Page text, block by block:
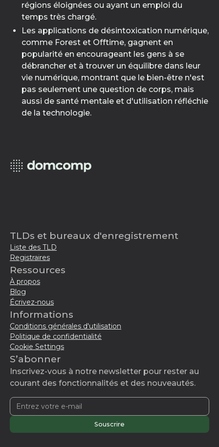
régions éloignées ou ayant un emploi du
temps très chargé.
Les applications de désintoxication numérique,
comme Forest et Offtime, gagnent en
popularité en encourageant les gens à se
débrancher et à trouver un équilibre dans leur
vie numérique, montrant que le bien-être n'est
pas seulement une question de corps, mais
aussi de santé mentale et d'utilisation réfléchie
de la technologie.
TLDs et bureaux d'enregistrement
Liste des TLD
Registraires
Ressources
À propos
Blog
Écrivez-nous
Informations
Conditions générales d'utilisation
Politique de confidentialité
Cookie Settings
S’abonner
Inscrivez-vous à notre newsletter pour rester au
courant des fonctionnalités et des nouveautés.